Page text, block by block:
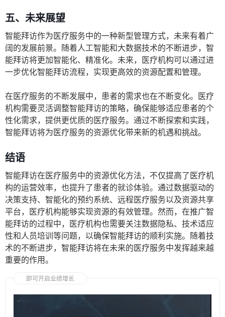
五、未来展望
智能拜访作为医疗服务中的一种新型管理方式，未来有着广
阔的发展前景。随着人工智能和大数据技术的不断进步，智
能拜访将更加智能化、精准化。未来，医疗机构可以通过进
一步优化智能拜访流程，实现更高效的资源配置和管理。
在医疗服务的不断发展中，患者的需求也在不断变化。医疗
机构需要灵活调整智能拜访的策略，确保能够适应患者的个
性化需求，提供更优质的医疗服务。通过不断探索和实践，
智能拜访将为医疗服务的资源优化带来新的机遇和挑战。
结语
智能拜访在医疗服务中的资源优化方法，不仅提高了医疗机
构的运营效率，也提升了患者的就诊体验。通过数据驱动的
决策支持、智能化的预约系统、远程医疗服务以及资源共享
平台，医疗机构能够实现资源的有效管理。然而，在推广智
能拜访的过程中，医疗机构也需要关注数据隐私、技术适应
性和人员培训等问题，以确保智能拜访的顺利实施。随着技
术的不断进步，智能拜访将在未来的医疗服务中发挥越来越
重要的作用。
即可开启业绩增长